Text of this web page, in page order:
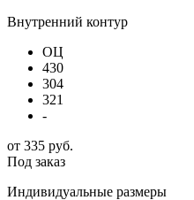
Внутренний контур
ОЦ
430
304
321
-
от 335 руб.
Под заказ
Индивидуальные размеры